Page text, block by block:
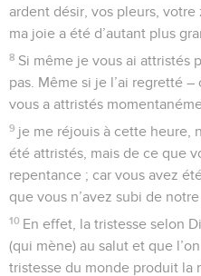
ardent désir, vos pleurs,
ma joie a été d’autant plus
8 Si même je vous ai attristés
pas. Même si je l’ai regretté
vous a attristés
9 je me réjouis à cette heure,
été attristés, mais de ce que
repentance ; car vous avez
que vous n’avez subi de
10 En effet, la tristesse selon
(qui mène) au salut et que
tristesse du monde produit la